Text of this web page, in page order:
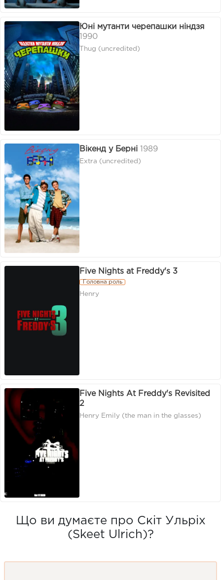
Юні мутанти черепашки ніндзя
1990
Thug (uncredited)
Вікенд у Берні 1989
Extra (uncredited)
Five Nights at Freddy's 3
Головна роль
Henry
Five Nights At Freddy's Revisited
2
Henry Emily (the man in the glasses)
Що ви думаєте про Скіт Ульріх
(Skeet Ulrich)?